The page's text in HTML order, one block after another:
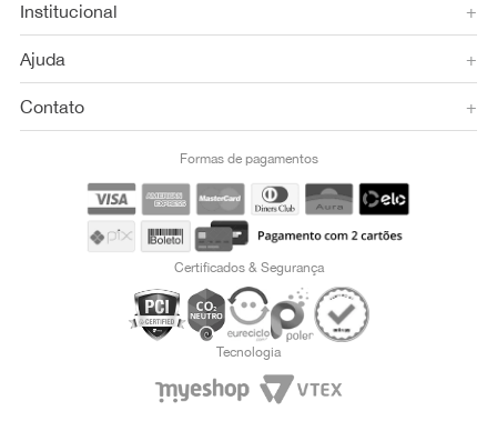
Institucional +
Ajuda +
Contato +
Formas de pagamentos
Certificados & Segurança
Tecnologia